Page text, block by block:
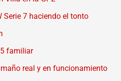
Serie 7 haciendo el tonto
familiar
real y en funcionamiento